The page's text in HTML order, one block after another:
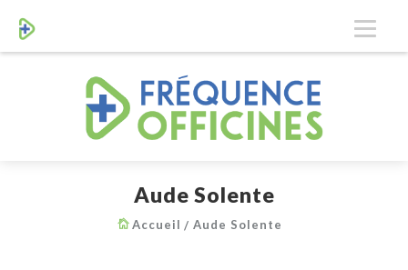
Aude Solente
Accueil Aude Solente